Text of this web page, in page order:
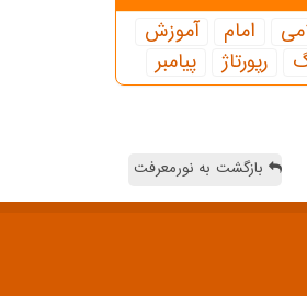
امام
آموزش
رپورتاژ پیامبر
بازگشت به نورمعرفت